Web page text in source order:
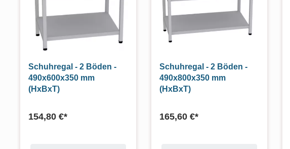
Schuhregal - 2 Böden -
490x600x350 mm
(HxBxT)
154,80 €*
Schuhregal - 2 Böden -
490x800x350 mm
(HxBxT)
165,60 €*